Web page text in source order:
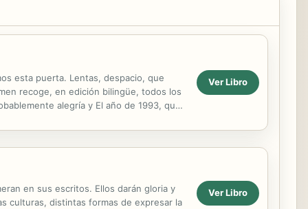
esta puerta. Lentas, despacio, que
recoge, en edición bilingüe, todos los
alegría y El año de 1993, que
Ver Libro
en sus escritos. Ellos darán gloria y
culturas, distintas formas de expresar la
Ver Libro